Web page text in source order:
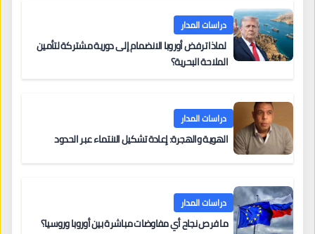
دراسات المدار
لماذا ترفض أوروبا الانضمام إلى دورية مشتركة لتأمين
الملاحة البحرية؟
دراسات المدار
الهوية والهجرة: إعادة تشكيل الانتماء عبر الحدود
دراسات المدار
ما فرص نجاح أي مفاوضات مباشرة بين أوروبا وروسيا؟